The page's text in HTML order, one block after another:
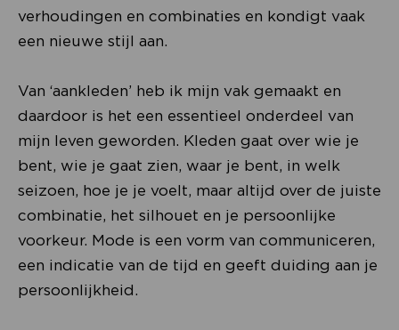
verhoudingen en combinaties en kondigt vaak
een nieuwe stijl aan.
Van ‘aankleden’ heb ik mijn vak gemaakt en
daardoor is het een essentieel onderdeel van
mijn leven geworden. Kleden gaat over wie je
bent, wie je gaat zien, waar je bent, in welk
seizoen, hoe je je voelt, maar altijd over de juiste
combinatie, het silhouet en je persoonlijke
voorkeur. Mode is een vorm van communiceren,
een indicatie van de tijd en geeft duiding aan je
persoonlijkheid.